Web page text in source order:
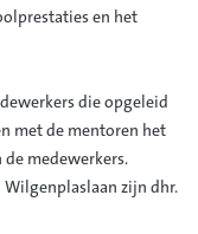
en het
die opgeleid
met de mentoren het
medewerkers.
zijn dhr.